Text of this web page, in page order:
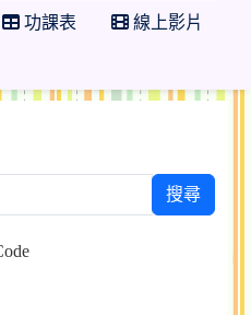
功課表 線上影片
搜尋